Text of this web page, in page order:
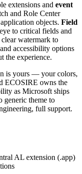
extensions and event
and Role Center
objects. Field
to critical fields and
watermark to
accessibility options
the experience.
is yours — your colors,
ECOSIRE owns the
as Microsoft ships
theme to
full support.
AL extension (.app)